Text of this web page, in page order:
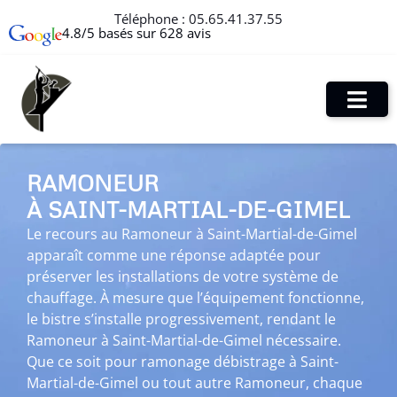
Téléphone : 05.65.41.37.55
4.8/5 basés sur 628 avis
RAMONEUR
À SAINT-MARTIAL-DE-GIMEL
Le recours au Ramoneur à Saint-Martial-de-Gimel
apparaît comme une réponse adaptée pour
préserver les installations de votre système de
chauffage. À mesure que l’équipement fonctionne,
le bistre s’installe progressivement, rendant le
Ramoneur à Saint-Martial-de-Gimel nécessaire.
Que ce soit pour ramonage débistrage à Saint-
Martial-de-Gimel ou tout autre Ramoneur, chaque